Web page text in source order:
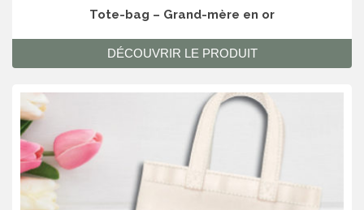
Tote-bag – Grand-mère en or
DÉCOUVRIR LE PRODUIT